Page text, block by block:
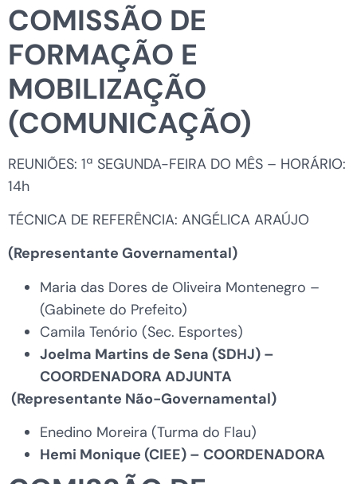
COMISSÃO DE
FORMAÇÃO E
MOBILIZAÇÃO
(COMUNICAÇÃO)
REUNIÕES: 1ª SEGUNDA-FEIRA DO MÊS – HORÁRIO:
14h
TÉCNICA DE REFERÊNCIA: ANGÉLICA ARAÚJO
(Representante Governamental)
Maria das Dores de Oliveira Montenegro –
(Gabinete do Prefeito)
Camila Tenório (Sec. Esportes)
Joelma Martins de Sena (SDHJ) –
COORDENADORA ADJUNTA
(Representante Não-Governamental)
Enedino Moreira (Turma do Flau)
Hemi Monique (CIEE) – COORDENADORA